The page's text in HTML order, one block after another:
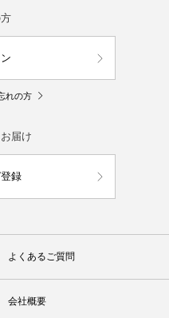
れの方
届け
録
よくあるご質問
会社概要